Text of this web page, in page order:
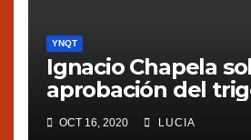
YNQT
Ignacio Chapela
aprobación del
transgénico en
OCT 16, 2020 LUCIA